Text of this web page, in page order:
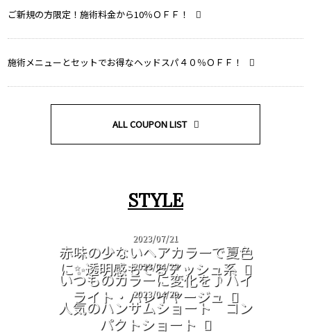
ご新規の方限定！施術料金から10％ＯＦＦ！
施術メニューとセットでお得なヘッドスパ４０％ＯＦＦ！
ALL COUPON LIST
STYLE
2023/07/21
赤味の少ないヘアカラーで夏色
に✨透明感もでるアッシュ系
2023/04/22
いつものカラーに変化を♪ハイ
ライト・バレイヤージュ
2023/04/20
人気のハンサムショート コン
パクトショート